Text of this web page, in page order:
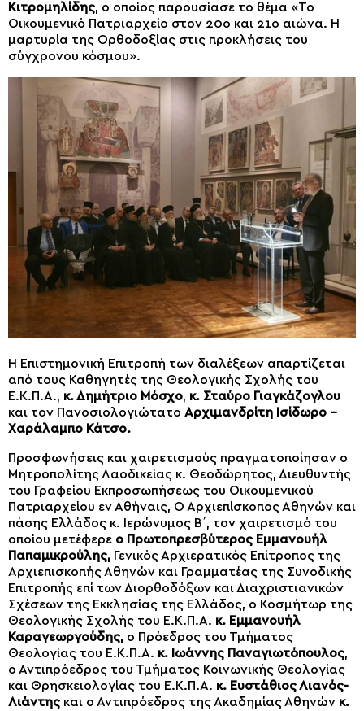
Κιτρομηλίδης, ο οποίος παρουσίασε το θέμα «Το
Οικουμενικό Πατριαρχείο στον 20ο και 21ο αιώνα. Η
μαρτυρία της Ορθοδοξίας στις προκλήσεις του
σύγχρονου κόσμου».
Η Επιστημονική Επιτροπή των διαλέξεων απαρτίζεται
από τους Καθηγητές της Θεολογικής Σχολής του
Ε.Κ.Π.Α., κ. Δημήτριο Μόσχο, κ. Σταύρο Γιαγκάζογλου
και τον Πανοσιολογιώτατο Αρχιμανδρίτη Ισίδωρο –
Χαράλαμπο Κάτσο.
Προσφωνήσεις και χαιρετισμούς πραγματοποίησαν ο
Μητροπολίτης Λαοδικείας κ. Θεοδώρητος, Διευθυντής
του Γραφείου Εκπροσωπήσεως του Οικουμενικού
Πατριαρχείου εν Αθήναις, Ο Αρχιεπίσκοπος Αθηνών και
πάσης Ελλάδος κ. Ιερώνυμος Β΄, τον χαιρετισμό του
οποίου μετέφερε ο Πρωτοπρεσβύτερος Εμμανουήλ
Παπαμικρούλης, Γενικός Αρχιερατικός Επίτροπος της
Αρχιεπισκοπής Αθηνών και Γραμματέας της Συνοδικής
Επιτροπής επί των Διορθοδόξων και Διαχριστιανικών
Σχέσεων της Εκκλησίας της Ελλάδος, ο Κοσμήτωρ της
Θεολογικής Σχολής του Ε.Κ.Π.Α. κ. Εμμανουήλ
Καραγεωργούδης, ο Πρόεδρος του Τμήματος
Θεολογίας του Ε.Κ.Π.Α. κ. Ιωάννης Παναγιωτόπουλος,
ο Αντιπρόεδρος του Τμήματος Κοινωνικής Θεολογίας
και Θρησκειολογίας του Ε.Κ.Π.Α. κ. Ευστάθιος Λιανός-
Λιάντης και ο Αντιπρόεδρος της Ακαδημίας Αθηνών κ.